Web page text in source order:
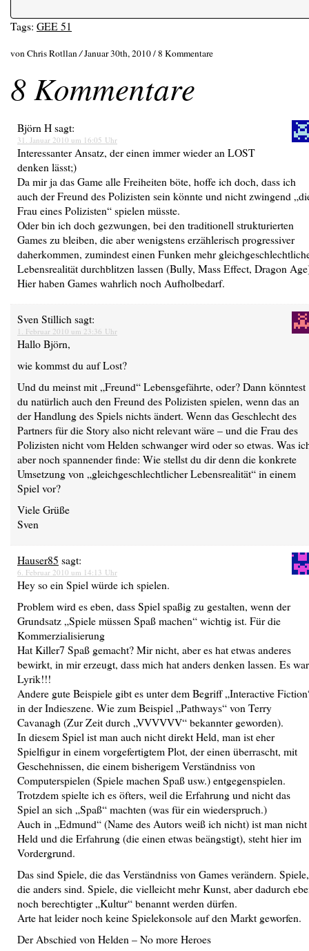
Tags: GEE 51
von Chris Rotllan/Januar 30th, 2010 /8 Kommentare
8 Kommentare
Björn Hsagt:
31. Januar 2010 um 16:05 Uhr
Interessanter Ansatz, der einen immer wieder an LOST
denken lässt;)
Da mir ja das Game alle Freiheiten böte, hoffe ich doch, dass ich
auch der Freund des Polizisten sein könnte und nicht zwingend
Frau eines Polizisten“ spielen müsste.
Oder bin ich doch gezwungen, bei den traditionell strukturierten
Games zu bleiben, die aber wenigstens erzählerisch progressiver
daherkommen, zumindest einen Funken mehr
Lebensrealität durchblitzen lassen (Bully, Mass Effect, Dragon
Hier haben Games wahrlich noch Aufholbedarf.
Sven Stillich sagt:
1. Februar 2010 um 23:36 Uhr
Hallo Björn,
wie kommst du auf Lost?
Und du meinst mit „Freund“ Lebensgefährte, oder? Dann könntest
du natürlich auch den Freund des Polizisten spielen, wenn das an
der Handlung des Spiels nichts ändert. Wenn das Geschlecht des
Partners für die Story also nicht relevant wäre – und die Frau des
Polizisten nicht vom Helden schwanger wird oder so etwas. Was
aber noch spannender finde: Wie stellst du dir denn die konkrete
Umsetzung von „gleichgeschlechtlicher Lebensrealität“ in einem
Spiel vor?
Viele Grüße
Sven
Hauser85 sagt:
6. Februar 2010 um 14:13 Uhr
Hey so ein Spiel würde ich spielen.
Problem wird es eben, dass Spiel spaßig zu gestalten, wenn der
Grundsatz „Spiele müssen Spaß machen“ wichtig ist. Für die
Kommerzialisierung
Hat Killer7 Spaß gemacht? Mir nicht, aber es hat etwas anderes
bewirkt, in mir erzeugt, dass mich hat anders denken lassen. Es war
Lyrik!!!
Andere gute Beispiele gibt es unter dem Begriff „Interactive
in der Indieszene. Wie zum Beispiel „Pathways“ von Terry
Cavanagh (Zur Zeit durch „VVVVVV“ bekannter geworden).
In diesem Spiel ist man auch nicht direkt Held, man ist eher
Spielfigur in einem vorgefertigtem Plot, der einen überrascht, mit
Geschehnissen, die einem bisherigem Verständniss von
Computerspielen (Spiele machen Spaß usw.) entgegenspielen.
Trotzdem spielte ich es öfters, weil die Erfahrung und nicht das
Spiel an sich „Spaß“ machten (was für ein wiederspruch.)
Auch in „Edmund“ (Name des Autors weiß ich nicht) ist man nicht
Held und die Erfahrung (die einen etwas beängstigt), steht hier im
Vordergrund.
Das sind Spiele, die das Verständniss von Games verändern. Spiele,
die anders sind. Spiele, die vielleicht mehr Kunst, aber dadurch
noch berechtigter „Kultur“ benannt werden dürfen.
Arte hat leider noch keine Spielekonsole auf den Markt geworfen.
Der Abschied von Helden – No more Heroes